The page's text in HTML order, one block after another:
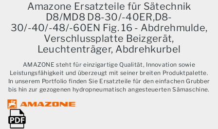
Amazone Ersatzteile für Sätechnik
D8/MD8 D8-30/-40ER,D8-
30/-40/-48/-60EN Fig. 16 - Abdrehmulde,
Verschlussplatte Beizgerät,
Leuchtenträger, Abdrehkurbel
AMAZONE steht für einzigartige Qualität, Innovation sowie
Leistungsfähigkeit und überzeugt mit seiner breiten Produktpalette.
In unserem Portfolio finden Sie Ersatzteile für den einfachen Grubber
bis hin zur gezogenen hydropneumatisch angesteuerten Sämaschine.